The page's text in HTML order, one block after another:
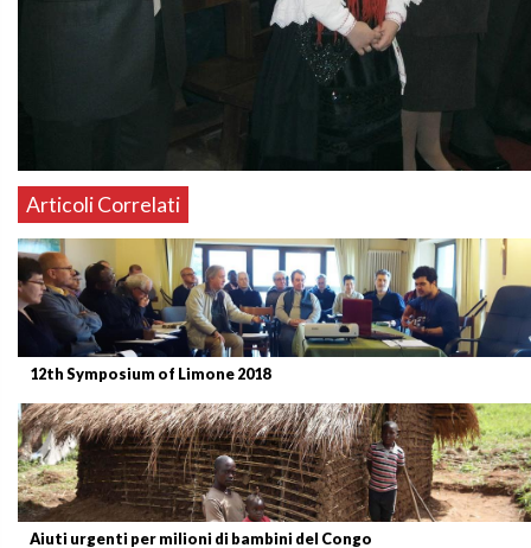
Articoli Correlati
12th Symposium of Limone 2018
Aiuti urgenti per milioni di bambini del Congo